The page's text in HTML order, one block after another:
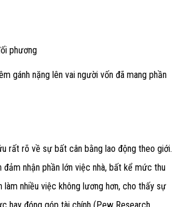
phương
gánh nặng lên vai người vốn đã mang phần
rất rõ về sự bất cân bằng lao động theo giới.
nhận phần lớn việc nhà, bất kể mức thu
nhiều việc không lương hơn, cho thấy sự
hay đóng góp tài chính (Pew Research